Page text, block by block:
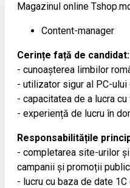
Magazinul online
Content-manager
Cerințe față de candidat:
- cunoașterea limbilor
- utilizator sigur al PC-
- capacitatea de a lucra
- experiență de lucru în
Responsabilitățile
- completarea site-urilor
campanii și promoții
- lucru cu baza de date